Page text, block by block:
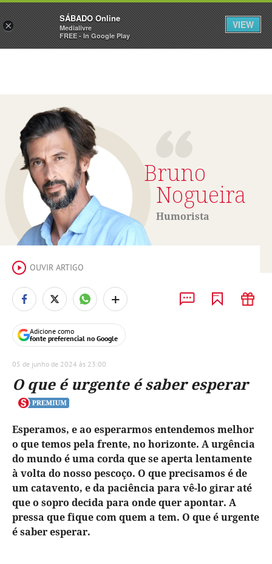
Sábado Assine Iniciar Sessão
Bruno
Nogueira
Humorista
OUVIR ARTIGO
Adicione como
fonte preferencial no Google
+
05 de junho de 2024 às 23:00
O que é urgente é saber esperar
Esperamos, e ao esperarmos entendemos melhor
o que temos pela frente, no horizonte. A urgência
do mundo é uma corda que se aperta lentamente
à volta do nosso pescoço. O que precisamos é de
um catavento, e da paciência para vê-lo girar até
que o sopro decida para onde quer apontar. A
pressa que fique com quem a tem. O que é urgente
é saber esperar.
×
SÁBADO Online
Medialivre
FREE - In Google Play
VIEW